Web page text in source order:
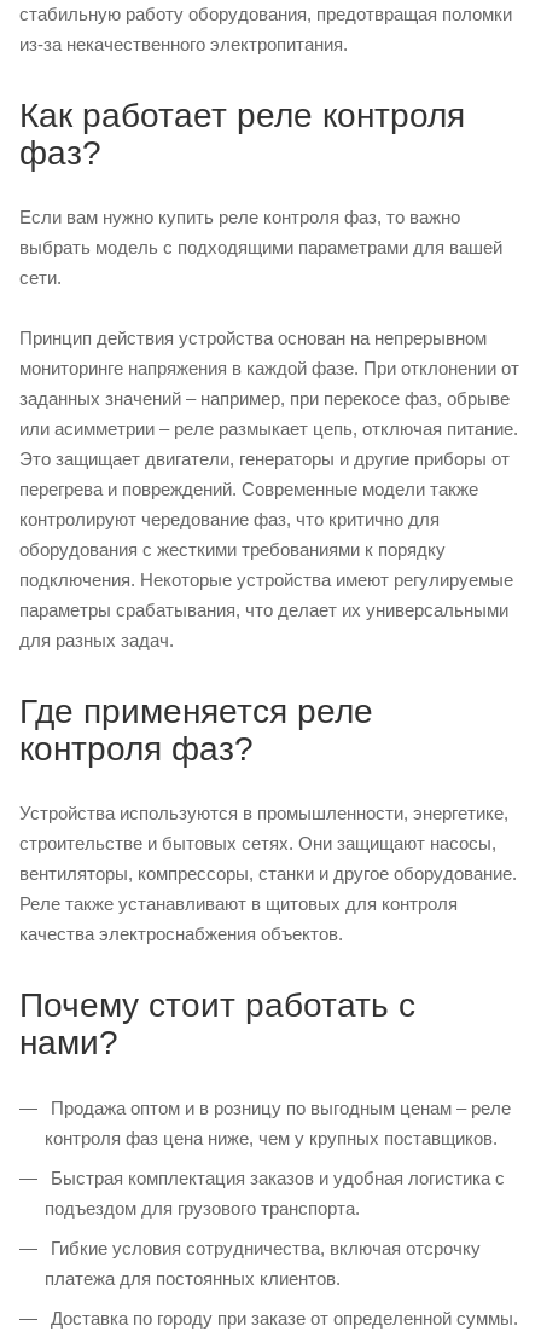
стабильную работу оборудования, предотвращая поломки
из-за некачественного электропитания.
Как работает реле контроля
фаз?
Если вам нужно купить реле контроля фаз, то важно
выбрать модель с подходящими параметрами для вашей
сети.
Принцип действия устройства основан на непрерывном
мониторинге напряжения в каждой фазе. При отклонении от
заданных значений – например, при перекосе фаз, обрыве
или асимметрии – реле размыкает цепь, отключая питание.
Это защищает двигатели, генераторы и другие приборы от
перегрева и повреждений. Современные модели также
контролируют чередование фаз, что критично для
оборудования с жесткими требованиями к порядку
подключения. Некоторые устройства имеют регулируемые
параметры срабатывания, что делает их универсальными
для разных задач.
Где применяется реле
контроля фаз?
Устройства используются в промышленности, энергетике,
строительстве и бытовых сетях. Они защищают насосы,
вентиляторы, компрессоры, станки и другое оборудование.
Реле также устанавливают в щитовых для контроля
качества электроснабжения объектов.
Почему стоит работать с
нами?
Продажа оптом и в розницу по выгодным ценам – реле
контроля фаз цена ниже, чем у крупных поставщиков.
Быстрая комплектация заказов и удобная логистика с
подъездом для грузового транспорта.
Гибкие условия сотрудничества, включая отсрочку
платежа для постоянных клиентов.
Доставка по городу при заказе от определенной суммы.